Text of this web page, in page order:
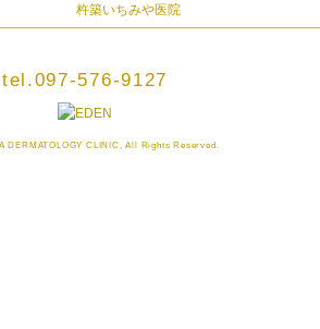
杵築いちみや医院
tel.097-576-9127
DERMATOLOGY CLINIC, All Rights Reserved.